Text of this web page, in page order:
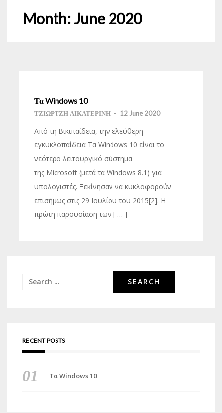
Month:June 2020
Τα Windows 10
ΤΖΙΩΡΤΖΗ ΑΙΚΑΤΕΡΙΝΗ - 12 June 2020
Από τη Βικιπαίδεια, την ελεύθερη
εγκυκλοπαίδεια Τα Windows 10 είναι το
νεότερο λειτουργικό σύστημα
της Microsoft (μετά τα Windows 8.1) για
υπολογιστές. Ξεκίνησαν να κυκλοφορούν
επισήμως στις 29 Ιουλίου του 2015[2]. Η
πρώτη παρουσίαση των [ … ]
Search
RECENT POSTS
Τα Windows 10